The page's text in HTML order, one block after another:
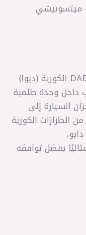
ميتسوبيشي
قلب طلمبة البنزين من شركة DAEWHA الكورية (ديوا)
داخل وحدة طلمبة
السيارة إلى
الطرازات الكورية
بفضل توافقه